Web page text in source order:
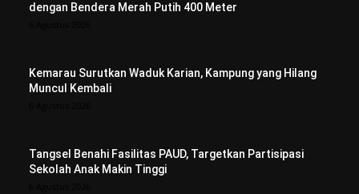
dengan Bendera Merah Putih 400 Meter
Kemarau Surutkan Waduk Karian, Kampung yang Hilang
Muncul Kembali
Tangsel Benahi Fasilitas PAUD, Targetkan Partisipasi
Sekolah Anak Makin Tinggi